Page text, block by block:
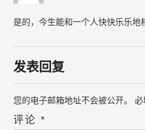
是的，今生能和一个人快快乐乐地
发表回复
您的电子邮箱地址不会被公开。 必
评论*